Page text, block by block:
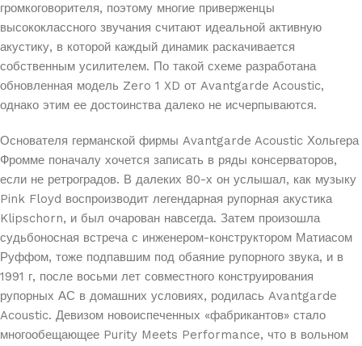
громкоговорителя, поэтому многие приверженцы
высококлассного звучания считают идеальной активную
акустику, в которой каждый динамик раскачивается
собственным усилителем. По такой схеме разработана
обновленная модель Zero 1 XD от Avantgarde Acoustic,
однако этим ее достоинства далеко не исчерпываются.
Основателя германской фирмы Avantgarde Acoustic Хольгера
Фромме поначалу хочется записать в ряды консерваторов,
если не ретроградов. В далеких 80-х он услышал, как музыку
Pink Floyd воспроизводит легендарная рупорная акустика
Klipschorn, и был очарован навсегда. Затем произошла
судьбоносная встреча с инженером-конструктором Матиасом
Руффом, тоже подпавшим под обаяние рупорного звука, и в
1991 г, после восьми лет совместного конструирования
рупорных АС в домашних условиях, родилась Avantgarde
Acoustic. Девизом новоиспеченных «фабрикантов» стало
многообещающее Purity Meets Performance, что в вольном